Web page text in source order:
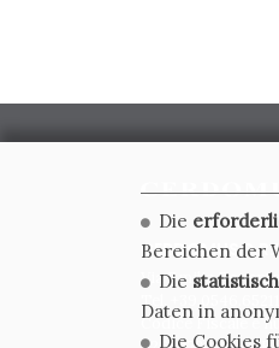
CERDOMUS
Via Emilia
Tel.
Codice Fiscale e
Die
Bereichen der
Die
Daten in
Die Cookies